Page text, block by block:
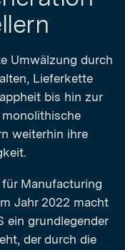
Umwälzung durch
Lieferkette
bis hin zur
weiterhin ihre
Manufacturing
Jahr 2022 macht
ein grundlegender
der durch die